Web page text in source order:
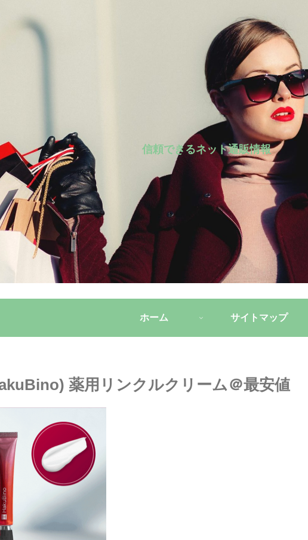
信頼できるネット通販情報
ホーム サイトマップ
薬用リンクルクリーム＠最安値